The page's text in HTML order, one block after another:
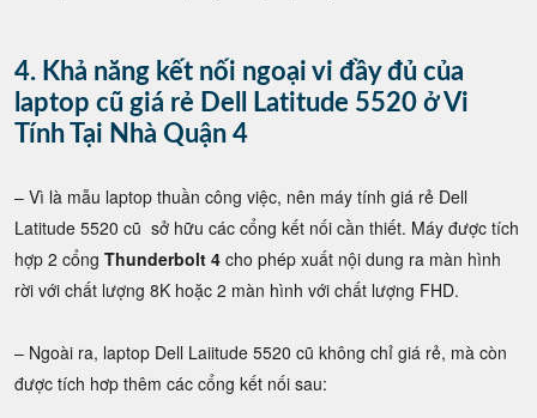
4. Khả năng kết nối ngoại vi đầy đủ của
laptop cũ giá rẻ Dell Latitude 5520 ở Vi
Tính Tại Nhà Quận 4
– Vì là mẫu laptop thuần công việc, nên máy tính giá rẻ Dell
Latitude 5520 cũ sở hữu các cổng kết nối cần thiết. Máy được tích
hợp 2 cổng Thunderbolt 4 cho phép xuất nội dung ra màn hình
rời với chất lượng 8K hoặc 2 màn hình với chất lượng FHD.
– Ngoài ra, laptop Dell Laiitude 5520 cũ không chỉ giá rẻ, mà còn
được tích hơp thêm các cổng kết nối sau: